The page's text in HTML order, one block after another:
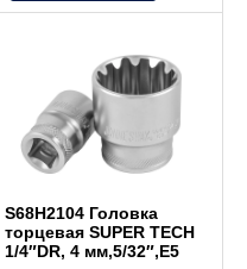
S68H2104 Головка
торцевая SUPER TECH
1/4″DR, 4 мм,5/32″,E5